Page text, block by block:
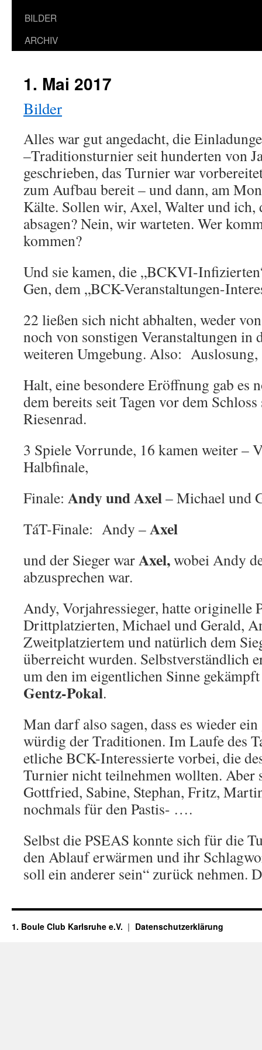
BILDER
ARCHIV
1. Mai 2017
Bilder
Alles war gut angedacht, die
–Traditionsturnier seit hunderten von
geschrieben, das Turnier war
zum Aufbau bereit – und dann, am
Kälte. Sollen wir, Axel, Walter und ich,
absagen? Nein, wir warteten. Wer
kommen?
Und sie kamen, die „BCKVI-
Gen, dem „BCK-Veranstaltungen-
22 ließen sich nicht abhalten, weder
noch von sonstigen Veranstaltungen in
weiteren Umgebung. Also:
Halt, eine besondere Eröffnung gab es
dem bereits seit Tagen vor dem
Riesenrad.
3 Spiele Vorrunde, 16 kamen weiter –
Halbfinale,
Finale: Andy und Axel– Michael und
TáT-Finale: Andy –Axel
und der Sieger warAxel,wobei Andy
abzusprechen war.
Andy, Vorjahressieger, hatte originelle
Drittplatzierten, Michael und Gerald,
Zweitplatziertem und natürlich dem
überreicht wurden. Selbstverständlich
um den im eigentlichen Sinne
Gentz-Pokal.
Man darf also sagen, dass es wieder
würdig der Traditionen. Im Laufe des
etliche BCK-Interessierte vorbei, die
Turnier nicht teilnehmen wollten. Aber
Gottfried, Sabine, Stephan, Fritz,
nochmals für den Pastis- ….
Selbst die PSEAS konnte sich für die
den Ablauf erwärmen und ihr
soll ein anderer sein“ zurück nehmen.
1. Boule Club Karlsruhe e.V. Datenschutzerklärung